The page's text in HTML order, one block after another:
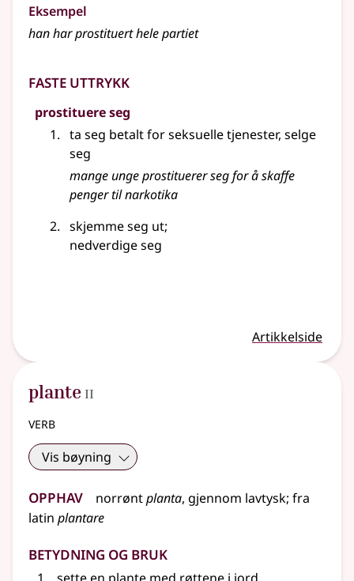
Eksempel
han har prostituert hele partiet
Faste uttrykk
prostituere seg
ta seg betalt for seksuelle tjenester, selge
seg
mange ungeprostituererseg for å skaffe
penger til narkotika
skjemme seg ut;
nedverdige seg
Artikkelside
plante 2
II
verb
Vis bøyning
Opphav norrøntplanta, gjennom lavtysk; fra
latin plantare
Betydning og bruk